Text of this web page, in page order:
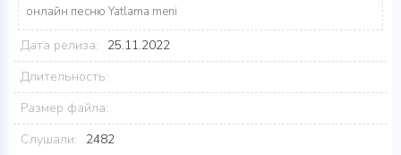
онлайн песню Yatlama meni
Дата релиза:
25.11.2022
Длительность:
Размер файла:
Слушали:
2482